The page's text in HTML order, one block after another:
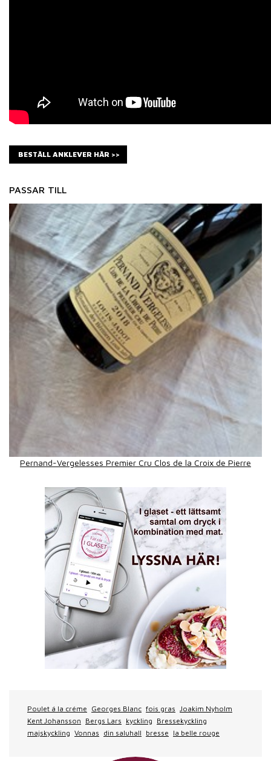
BESTÄLL ANKLEVER HÄR >>
PASSAR TILL
Pernand-Vergelesses Premier Cru Clos de la Croix de Pierre
Poulet á la créme Georges Blanc fois gras Joakim Nyholm
Kent Johansson Bergs Lars kyckling Bressekyckling
majskyckling Vonnas din saluhall bresse la belle rouge